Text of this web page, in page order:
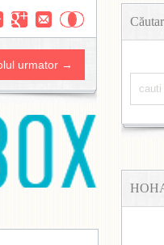
urmator →